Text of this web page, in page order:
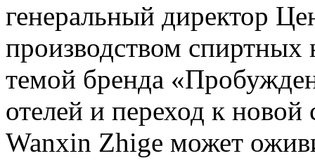
генеральный директор
производством спиртных
темой бренда
отелей и переход к
Wanxin Zhige может